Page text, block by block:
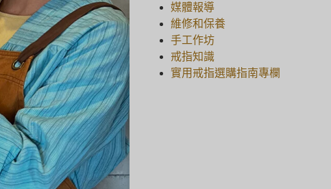
媒體報導
維修和保養
手工作坊
戒指知識
實用戒指選購指南專欄